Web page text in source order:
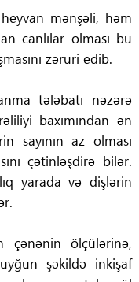
mənşəli, həm
canlılar olması bu
zəruri edib.
tələbatı nəzərə
baxımından ən
sayının az olması
çətinləşdirə bilər.
yarada və dişlərin
çənənin ölçülərinə,
şəkildə inkişaf